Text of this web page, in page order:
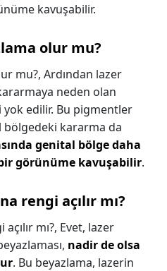
kavuşabilir.
olur mu?
mu?, Ardından lazer
neden olan
edilir. Bu pigmentler
bölgedeki kararma da
genital bölge daha
görünüme kavuşabilir.
rengi açılır mı?
mı?, Evet, lazer
nadir de olsa
. Bu beyazlama, lazerin